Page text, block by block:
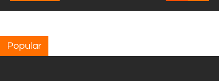
Popular